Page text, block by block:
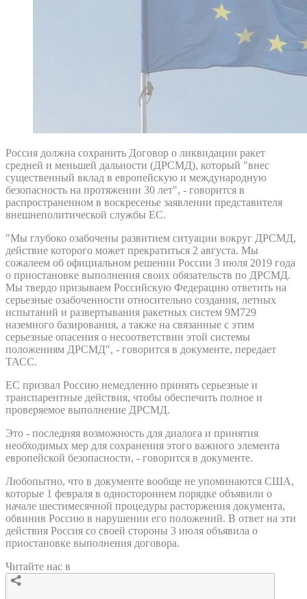
Россия должна сохранить Договор о ликвидации ракет
средней и меньшей дальности (ДРСМД), который "внес
существенный вклад в европейскую и международную
безопасность на протяжении 30 лет", - говорится в
распространенном в воскресенье заявлении представителя
внешнеполитической службы ЕС.
"Мы глубоко озабочены развитием ситуации вокруг ДРСМД,
действие которого может прекратиться 2 августа. Мы
сожалеем об официальном решении России 3 июля 2019 года
о приостановке выполнения своих обязательств по ДРСМД.
Мы твердо призываем Российскую Федерацию ответить на
серьезные озабоченности относительно создания, летных
испытаний и развертывания ракетных систем 9М729
наземного базирования, а также на связанные с этим
серьезные опасения о несоответствии этой системы
положениям ДРСМД", - говорится в документе, передает
ТАСС.
ЕС призвал Россию немедленно принять серьезные и
транспарентные действия, чтобы обеспечить полное и
проверяемое выполнение ДРСМД.
Это - последняя возможность для диалога и принятия
необходимых мер для сохранения этого важного элемента
европейской безопасности, - говорится в документе.
Любопытно, что в документе вообще не упоминаются США,
которые 1 февраля в одностороннем порядке объявили о
начале шестимесячной процедуры расторжения документа,
обвинив Россию в нарушении его положений. В ответ на эти
действия Россия со своей стороны 3 июля объявила о
приостановке выполнения договора.
Читайте нас в